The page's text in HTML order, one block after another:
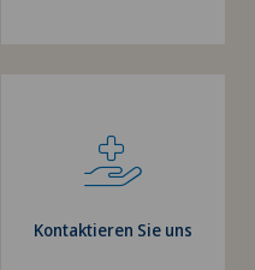
Kontaktieren Sie uns